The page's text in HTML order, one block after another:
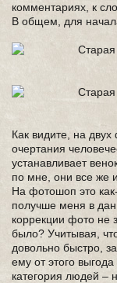
комментариях, к
В общем, для
Как видите, на
очертания
устанавливает
по мне, они все же
На фотошоп это
получше меня в
коррекции фото не
было? Учитывая,
довольно быстро,
ему от этого
категория людей –